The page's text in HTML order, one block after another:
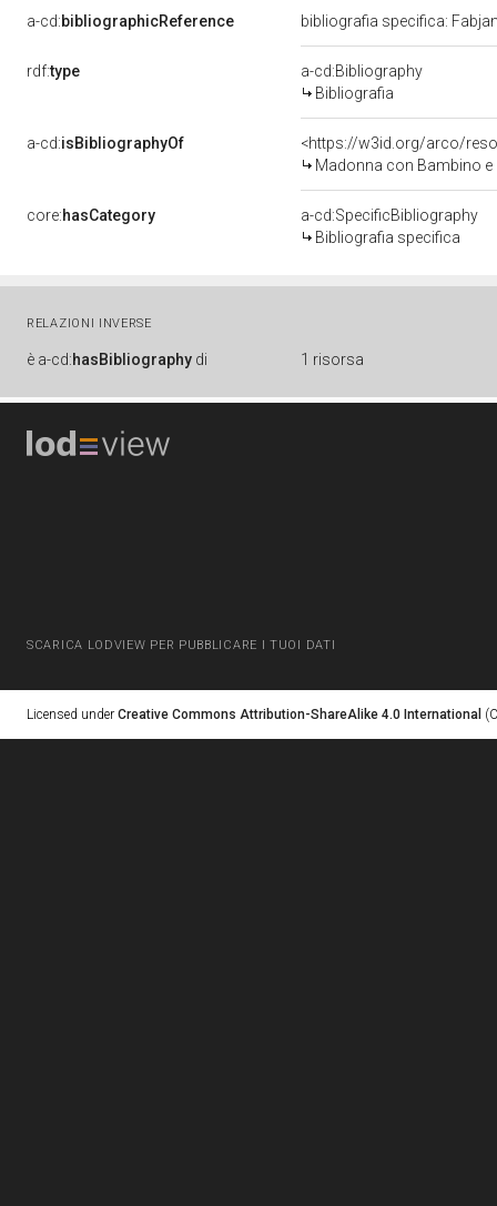
a-cd:bibliographicReference bibliografia specifica:
rdf:type
a-cd:Bibliography
Bibliografia
a-cd:isBibliographyOf
<https://w3id.org/arco/
Madonna con Bambino
core:hasCategory
a-cd:SpecificBibliography
Bibliografia specifica
RELAZIONI INVERSE
è a-cd:hasBibliography di 1 risorsa
SCARICA LODVIEW PER PUBBLICARE I TUOI DATI
Licensed under Creative Commons Attribution-ShareAlike 4.0 International